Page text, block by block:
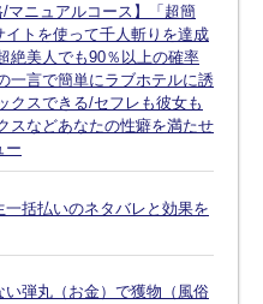
マニュアルコース】「超簡
トを使って千人斬りを達成
絶美人でも90％以上の確率
一言で簡単にラブホテルに誘
クスできる/セフレも彼女も
スなどあなたの性癖を満たせ
ー
括払いのネタバレと効果を
弾丸（お金）で獲物（風俗